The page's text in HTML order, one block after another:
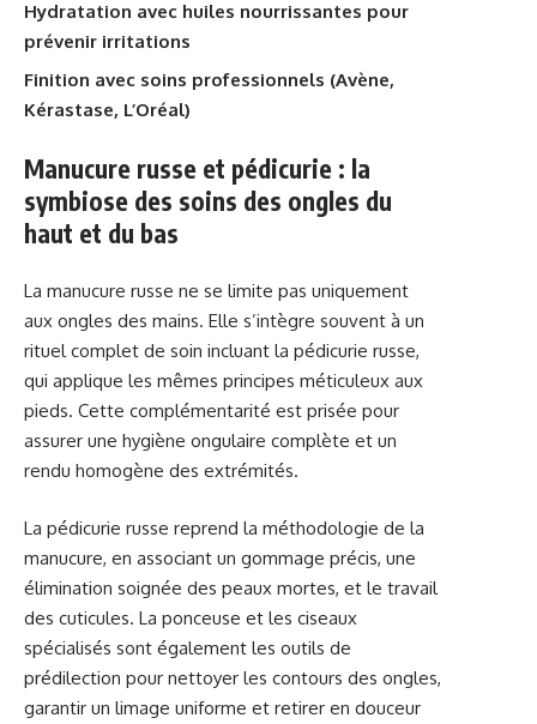
Hydratation avec huiles nourrissantes pour
prévenir irritations
Finition avec soins professionnels (Avène,
Kérastase, L’Oréal)
Manucure russe et pédicurie : la
symbiose des soins des ongles du
haut et du bas
La manucure russe ne se limite pas uniquement
aux ongles des mains. Elle s’intègre souvent à un
rituel complet de soin incluant la pédicurie russe,
qui applique les mêmes principes méticuleux aux
pieds. Cette complémentarité est prisée pour
assurer une hygiène ongulaire complète et un
rendu homogène des extrémités.
La pédicurie russe reprend la méthodologie de la
manucure, en associant un gommage précis, une
élimination soignée des peaux mortes, et le travail
des cuticules. La ponceuse et les ciseaux
spécialisés sont également les outils de
prédilection pour nettoyer les contours des ongles,
garantir un limage uniforme et retirer en douceur